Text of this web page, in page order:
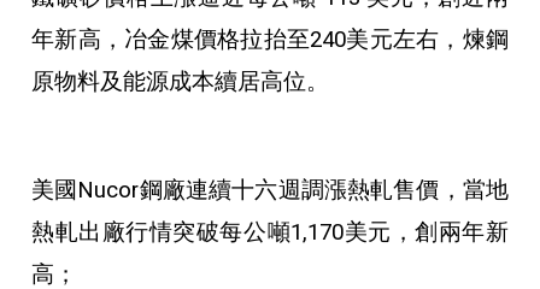
年新高，冶金煤價格拉抬至240美元左右，煉鋼
原物料及能源成本續居高位。
美國Nucor鋼廠連續十六週調漲熱軋售價，當地
熱軋出廠行情突破每公噸1,170美元，創兩年新
高；